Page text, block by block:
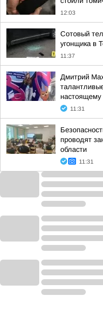
12:03
Сотовый
угонщика в
11:37
Дмитрий
11:31
проводят
области
11:31